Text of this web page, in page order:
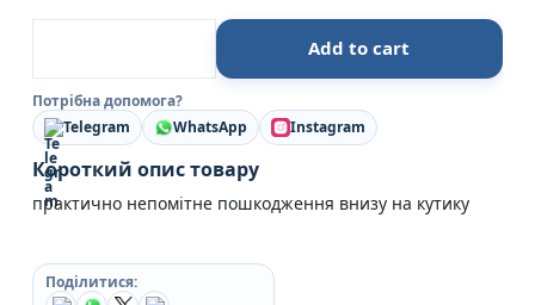
Убивство поміж друзями - Ліз Ловсон -
Add to cart
Потрібна допомога?
Telegram
WhatsApp Instagram
Короткий опис товару
практично непомітне пошкодження внизу на кутику
Поділитися: